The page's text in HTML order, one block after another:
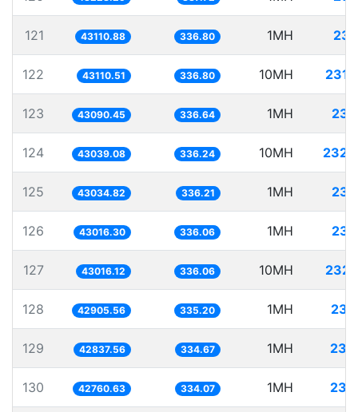
121 43110.88 336.80 1MH
122 43110.51 336.80 10MH
123 43090.45 336.64 1MH
124 43039.08 336.24 10MH
125 43034.82 336.21 1MH
126 43016.30 336.06 1MH
127 43016.12 336.06 10MH
128 42905.56 335.20 1MH
129 42837.56 334.67 1MH
130 42760.63 334.07 1MH